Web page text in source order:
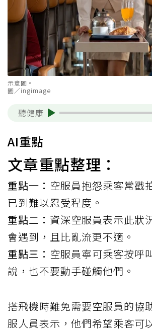
示意圖。
圖／ingimage
聽健康
AI重點
文章重點整理：
重點一： 空服員抱怨乘客常戳
已到難以忍受程度。
重點二： 資深空服員表示此狀
會遇到，且比亂流更不適。
重點三： 空服員寧可乘客按呼
說，也不要動手碰觸他們。
搭飛機時難免需要空服員的協
服人員表示，他們希望乘客可